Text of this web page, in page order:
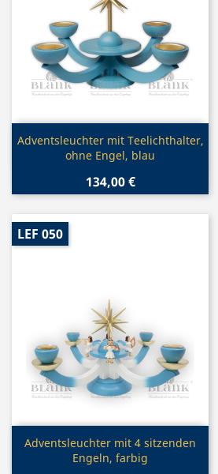
Vorschau
Adventsleuchter mit Teelichthalter,
ohne Engel, blau
134,00 €
Vorschau
Adventsleuchter mit 4 sitzenden
Engeln, farbig
LEF 050